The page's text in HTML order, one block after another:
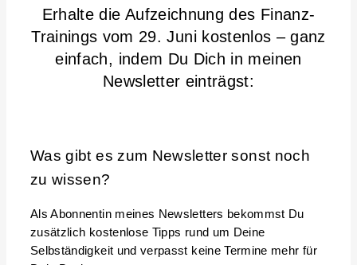
Erhalte die Aufzeichnung des Finanz-
Trainings vom 29. Juni kostenlos – ganz
einfach, indem Du Dich in meinen
Newsletter einträgst:
Was gibt es zum Newsletter sonst noch
zu wissen?
Als Abonnentin meines Newsletters bekommst Du
zusätzlich kostenlose Tipps rund um Deine
Selbständigkeit und verpasst keine Termine mehr für